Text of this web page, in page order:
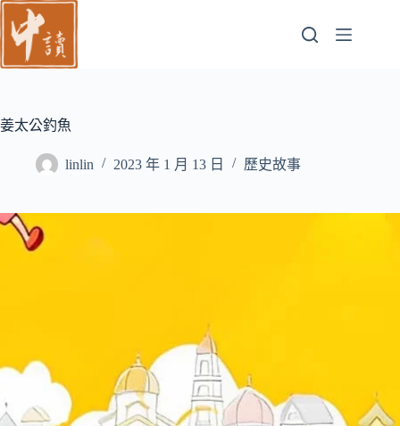
跳
至
主
容
姜太公釣魚
linlin 2023 年 1 月 13 日 歷史故事